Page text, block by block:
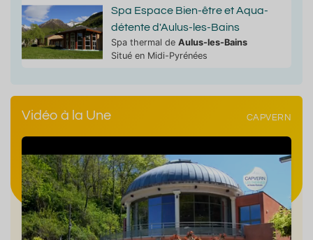
Spa Espace Bien-être et Aqua-
détente d'Aulus-les-Bains
Spa thermal de Aulus-les-Bains
Situé en Midi-Pyrénées
Vidéo à la Une CAPVERN